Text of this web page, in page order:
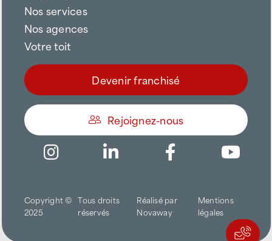
Nos services
Nos agences
Votre toit
Devenir franchisé
Rejoignez-nous
Copyright ©
2025
Tous droits
réservés
Réalisé par
Novaway
Mentions
légales
Trouver une agence